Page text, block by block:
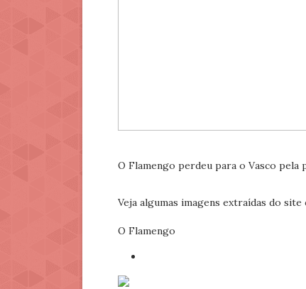
O Flamengo perdeu para o Vasco
Veja algumas imagens extraídas do
O Flamengo